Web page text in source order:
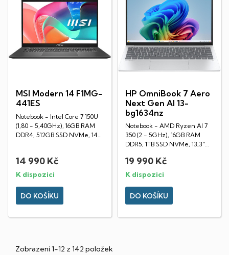
MSI Modern 14 F1MG-
441ES
Notebook - Intel Core 7 150U
(1,80 - 5,40GHz), 16GB RAM
DDR4, 512GB SSD NVMe, 14"
14 990 Kč
K dispozici
DO KOŠÍKU
HP OmniBook 7 Aero
Next Gen AI 13-
bg1634nz
Notebook - AMD Ryzen AI 7
350 (2 - 5GHz), 16GB RAM
DDR5, 1TB SSD NVMe, 13,3"
19 990 Kč
K dispozici
DO KOŠÍKU
Zobrazení 1-12 z 142 položek